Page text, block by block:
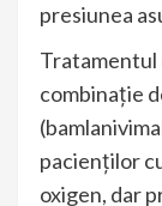
presiunea
Tratamentul
combinație
pacienților
oxigen, dar